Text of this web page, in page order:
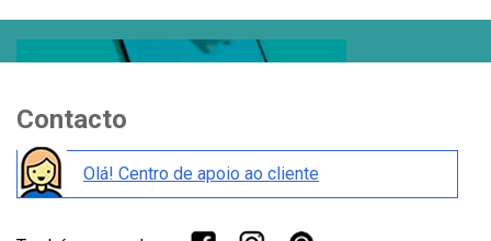
Contacto
Olá! Centro de apoio ao cliente